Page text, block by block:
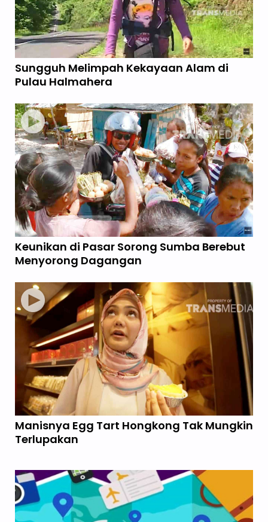
Sungguh Melimpah Kekayaan Alam di
Pulau Halmahera
Keunikan di Pasar Sorong Sumba Berebut
Menyorong Dagangan
Manisnya Egg Tart Hongkong Tak Mungkin
Terlupakan